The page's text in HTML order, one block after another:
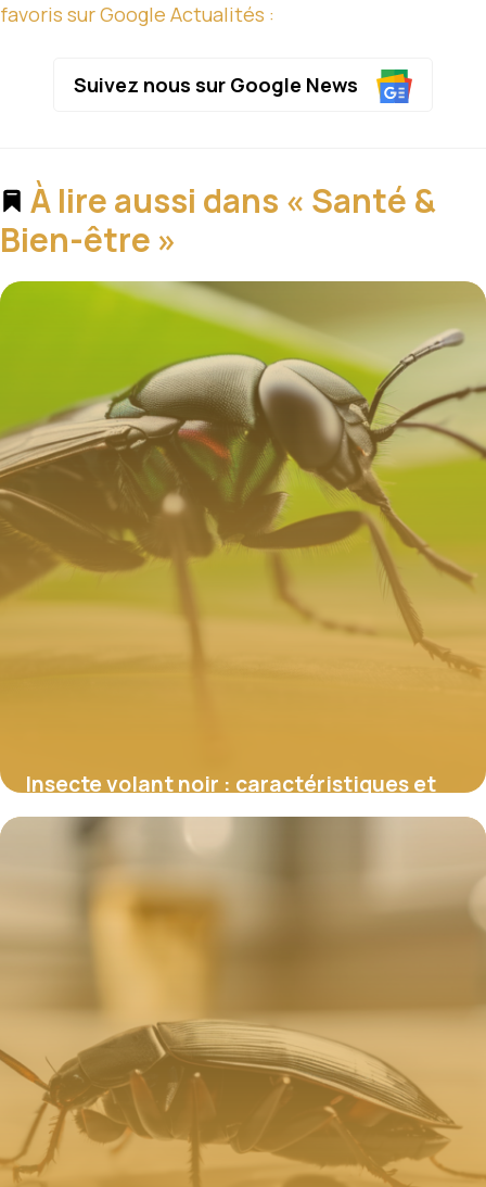
favoris sur Google Actualités :
Suivez nous sur Google News
À lire aussi dans « Santé &
Bien-être »
Insecte volant noir : caractéristiques et
identification précise